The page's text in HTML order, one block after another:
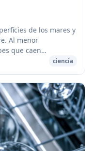
de los mares y
Al menor
que caen
de lluvia. [captionciencia